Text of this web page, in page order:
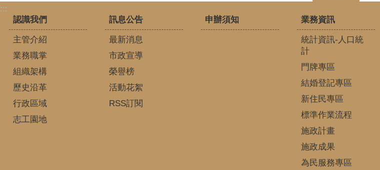
:::
認識我們
主管介紹
業務職掌
組織架構
歷史沿革
行政區域
志工園地
訊息公告
最新消息
市政宣導
榮譽榜
活動花絮
RSS訂閱
申辦須知 業務資訊
統計資訊-人口統
計
門牌專區
結婚登記專區
新住民專區
標準作業流程
施政計畫
施政成果
為民服務專區